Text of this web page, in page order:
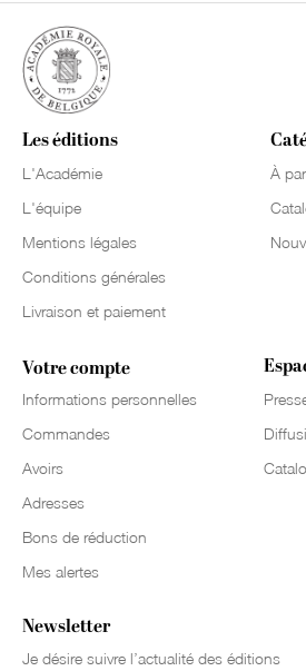
Les éditions
L'Académie
L'équipe
Mentions légales
Conditions générales
Livraison et paiement
À
Votre compte
Informations personnelles
Commandes
Avoirs
Adresses
Bons de réduction
Mes alertes
Newsletter
Je désire suivre l’actualité des éditions